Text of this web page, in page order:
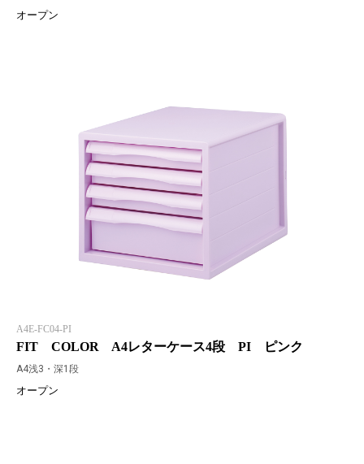
オープン
A4E-FC04-PI
FIT COLOR A4レターケース4段 PI ピンク
A4浅3・深1段
オープン